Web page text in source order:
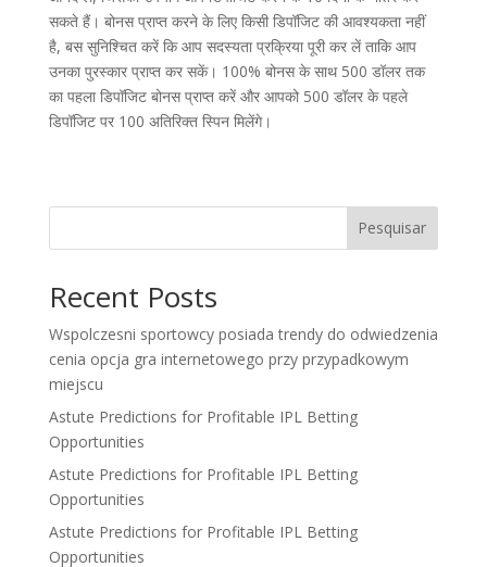
सकते हैं। बोनस प्राप्त करने के लिए किसी डिपॉजिट की आवश्यकता नहीं
है, बस सुनिश्चित करें कि आप सदस्यता प्रक्रिया पूरी कर लें ताकि आप
उनका पुरस्कार प्राप्त कर सकें। 100% बोनस के साथ 500 डॉलर तक
का पहला डिपॉजिट बोनस प्राप्त करें और आपको 500 डॉलर के पहले
डिपॉजिट पर 100 अतिरिक्त स्पिन मिलेंगे।
Pesquisar
Recent Posts
Wspolczesni sportowcy posiada trendy do odwiedzenia
cenia opcja gra internetowego przy przypadkowym
miejscu
Astute Predictions for Profitable IPL Betting
Opportunities
Astute Predictions for Profitable IPL Betting
Opportunities
Astute Predictions for Profitable IPL Betting
Opportunities